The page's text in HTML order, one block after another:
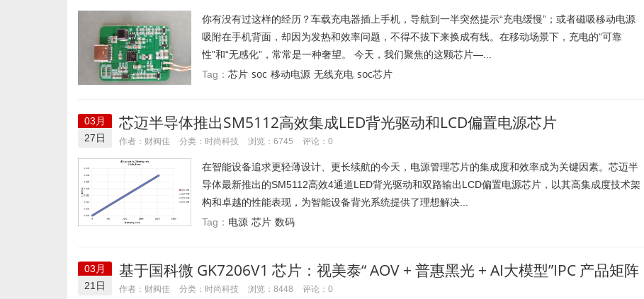
你有没有过这样的经历？车载充电器插上手机，导航到一半突然提示“充电缓慢”；或者磁吸移动电源
吸附在手机背面，却因为发热和效率问题，不得不拔下来换成有线。在移动场景下，充电的“可靠
性”和“无感化”，常常是一种奢望。 今天，我们聚焦的这颗芯片—...
Tag： 芯片 soc 移动电源 无线充电 soc芯片
03月
27日
芯迈半导体推出SM5112高效集成LED背光驱动和LCD偏置电源芯片
作者：财阀佳 分类： 时尚科技 浏览：6745 评论：0
在智能设备追求更轻薄设计、更长续航的今天，电源管理芯片的集成度和效率成为关键因素。芯迈半
导体最新推出的SM5112高效4通道LED背光驱动和双路输出LCD偏置电源芯片，以其高集成度技术架
构和卓越的性能表现，为智能设备背光系统提供了理想解决...
Tag： 电源 芯片 数码
03月
21日
基于国科微 GK7206V1 芯片：视美泰“ AOV + 普惠黑光 + AI大模型”IPC 产品矩阵
解决方案发布
作者：财阀佳 分类： 时尚科技 浏览：8448 评论：0